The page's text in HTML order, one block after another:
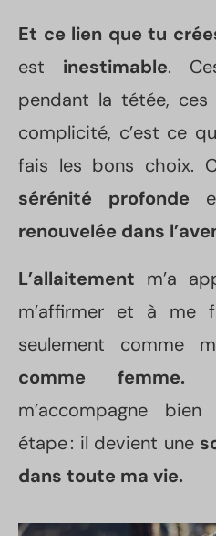
Et ce lien que tu
est inestimable.
pendant la tétée,
complicité, c’est ce
fais les bons choix.
sérénité profonde
renouvelée dans
L’allaitement m’a
m’affirmer et à me
seulement comme
comme femme.
m’accompagne
étape : il devient une
dans toute ma vie.